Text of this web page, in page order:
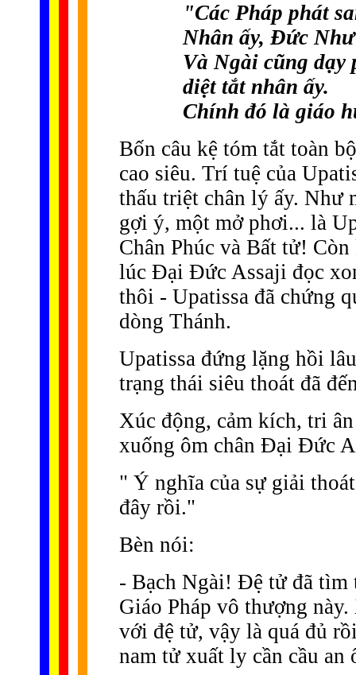
"Các Pháp phát
Nhân ấy, Ðức
Và Ngài cũng dạy
diệt tắt nhân ấy.
Chính đó là giáo
Bốn câu kệ tóm tắt toàn
cao siêu. Trí tuệ của
thấu triệt chân lý ấy. Như
gợi ý, một mở phơi... là
Chân Phúc và Bất tử!
lúc Ðại Ðức Assaji đọc
thôi - Upatissa đã chứng
dòng Thánh.
Upatissa đứng lặng hồi
trạng thái siêu thoát đã
Xúc động, cảm kích, tri
xuống ôm chân Ðại Ðức
" Ý nghĩa của sự giải
đây rồi."
Bèn nói:
- Bạch Ngài! Ðệ tử đã tìm
Giáo Pháp vô thượng
với đệ tử, vậy là quá đủ
nam tử xuất ly cần cầu an